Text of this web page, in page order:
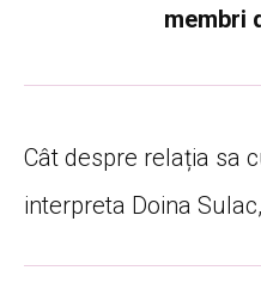
membri
Cât despre relația sa
interpreta Doina